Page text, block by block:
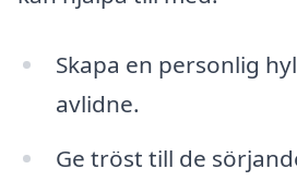
Skapa en personlig
avlidne.
Ge tröst till de